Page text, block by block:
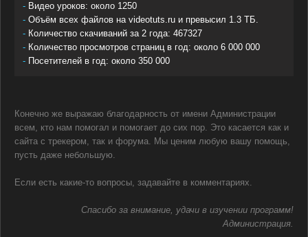
- Видео уроков: около 1250
- Объём всех файлов на videotuts.ru и превысил 1.3 ТБ.
- Количество скачиваний за 2 года: 467327
- Количество просмотров страниц в год: около 6 000 000
- Посетителей в год: около 350 000
Конечно же выражаю благодарность от имени Администрации
всем, кто нам помогал и помогает до сих пор. Это касается как и
сайта с трекером, так и форума. Мы ценим любую вашу помощь,
пусть даже небольшую.
Если есть какие-то вопросы, задавайте в комментариях.
Спасибо за внимание, удачи в изучении программ!
Администрация.